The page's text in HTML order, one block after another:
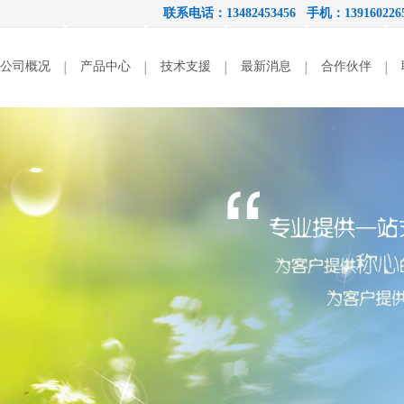
联系电话：13482453456 手机：
公司概况 产品中心 技术支援 最新消息 合作伙伴